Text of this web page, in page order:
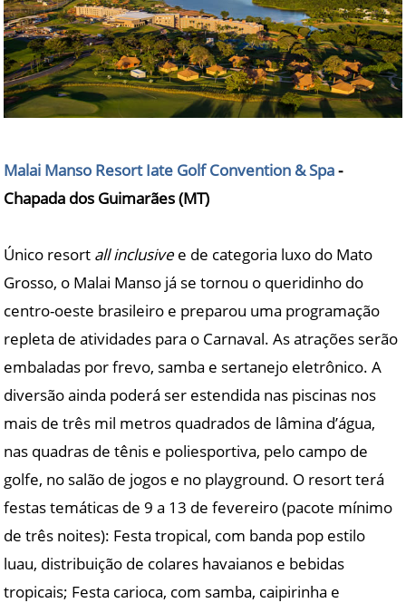
Malai Manso Resort Iate Golf Convention & Spa-
Chapada dos Guimarães (MT)
Único resort all inclusivee de categoria luxo do Mato
Grosso, o Malai Manso já se tornou o queridinho do
centro-oeste brasileiro e preparou uma programação
repleta de atividades para o Carnaval. As atrações serão
embaladas por frevo, samba e sertanejo eletrônico. A
diversão ainda poderá ser estendida nas piscinas nos
mais de três mil metros quadrados de lâmina d’água,
nas quadras de tênis e poliesportiva, pelo campo de
golfe, no salão de jogos e no playground. O resort terá
festas temáticas de 9 a 13 de fevereiro (pacote mínimo
de três noites): Festa tropical, com banda pop estilo
luau, distribuição de colares havaianos e bebidas
tropicais; Festa carioca, com samba, caipirinha e